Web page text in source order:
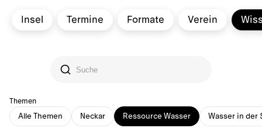
Insel Termine Formate Verein
Themen
Alle Themen Neckar Ressource Wasser Wasser in der